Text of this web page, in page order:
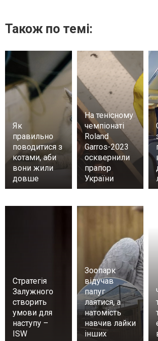
Також по темі:
Як
правильно
поводитися з
котами, аби
вони жили
довше
На тенісному
чемпіонаті
Roland
Garros-2023
осквернили
прапор
України
Стратегія
Залужного
створить
умови для
наступу –
ISW
Зоопарк
відучав
папуг
лаятися, а
натомість
навчив лайки
інших